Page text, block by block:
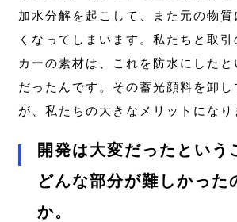
加水分解を起こして、また元の物質
くなってしまいます。私たちと取
カーの素材は、これを防水にしたと
だったんです。その蓄光顔料を卸し
が、私たちの大きなメリットになり
開発は大変だったという
どんな部分が難しかった
か。